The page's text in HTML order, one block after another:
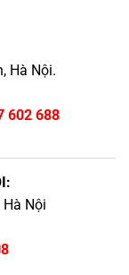
Hà Nội.
602 688
Hà Nội